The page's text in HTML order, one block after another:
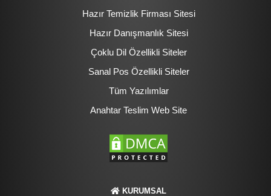
Hazır Temizlik Firması Sitesi
Hazır Danışmanlık Sitesi
Çoklu Dil Özellikli Siteler
Sanal Pos Özellikli Siteler
Tüm Yazılımlar
Anahtar Teslim Web Site
KURUMSAL